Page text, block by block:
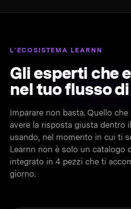
L'ECOSISTEMA LEARNN
Gli esperti che
nel tuoflusso
Imparare non basta. Quello
avere la risposta giusta dentro
usando, nel momento in cui ti
Learnn non è solo un catalogo
integrato in 4 pezzi che ti
giorno.